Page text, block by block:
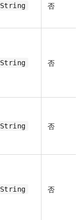
String 否
String 否
String 否
String 否